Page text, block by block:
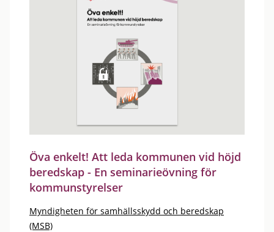
Öva enkelt! Att leda kommunen vid höjd
beredskap - En seminarieövning för
kommunstyrelser
Myndigheten för samhällsskydd och beredskap
(MSB)